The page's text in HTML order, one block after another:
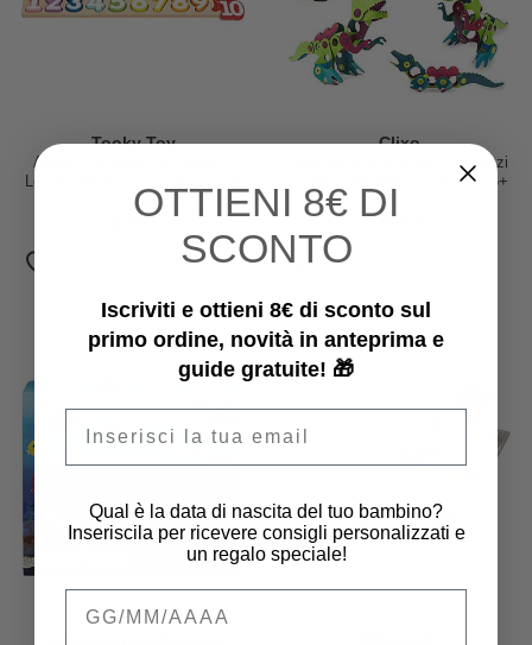
Tooky Toy
Abaco Impilabile Numerico in
Legno - 44,9 x 17,6 x 10 cm - A
Partire Dai 18 Mesi -
Comprende 76 Pezzi
Clixo
Dino Adventure Pack - 36 pezzi
- Gioco Magnetico STEAM - 6+
Anni
OTTIENI 8€ DI
SCONTO
Iscriviti e ottieni 8€ di sconto sul
primo ordine, novità in anteprima e
guide gratuite! 🎁
Qual è la data di nascita del tuo bambino?
Inseriscila per ricevere consigli personalizzati e
un regalo speciale!